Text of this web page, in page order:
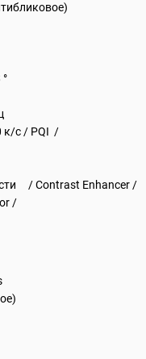
к/с / PQI /
/ Contrast Enhancer /
/